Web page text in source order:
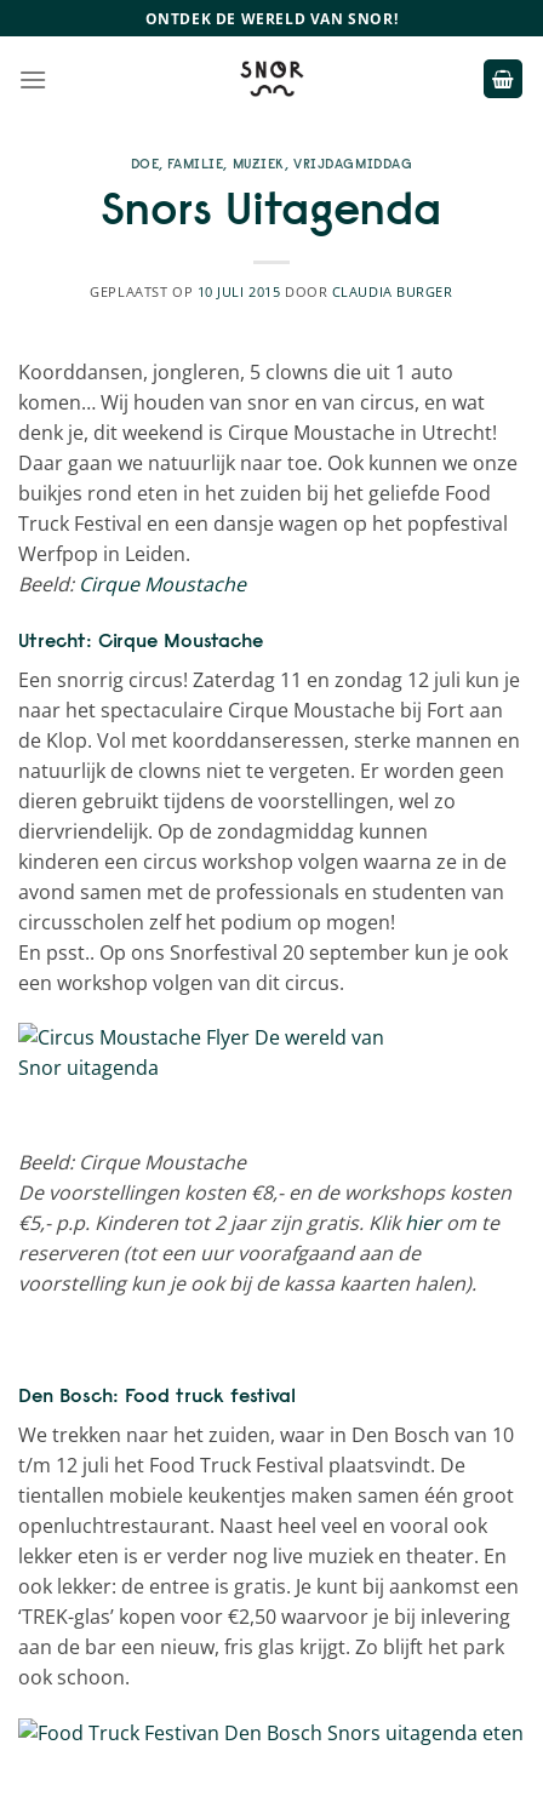
naar
inhoud
ONTDEK DE WERELD VAN SNOR!
DOE, FAMILIE, MUZIEK,VRIJDAGMIDDAG
Snors Uitagenda
GEPLAATST OP 10 JULI 2015 DOOR CLAUDIA BURGER
Koorddansen, jongleren, 5 clowns die uit 1 auto
komen… Wij houden van snor en van circus, en wat
denk je, dit weekend is Cirque Moustache in Utrecht!
Daar gaan we natuurlijk naar toe. Ook kunnen we onze
buikjes rond eten in het zuiden bij het geliefde Food
Truck Festival en een dansje wagen op het popfestival
Werfpop in Leiden.
Beeld: Cirque Moustache
Utrecht: Cirque Moustache
Een snorrig circus! Zaterdag 11 en zondag 12 juli kun je
naar het spectaculaire Cirque Moustache bij Fort aan
de Klop. Vol met koorddanseressen, sterke mannen en
natuurlijk de clowns niet te vergeten. Er worden geen
dieren gebruikt tijdens de voorstellingen, wel zo
diervriendelijk. Op de zondagmiddag kunnen
kinderen een circus workshop volgen waarna ze in de
avond samen met de professionals en studenten van
circusscholen zelf het podium op mogen!
En psst.. Op ons Snorfestival 20 september kun je ook
een workshop volgen van dit circus.
Beeld: Cirque Moustache
De voorstellingen kosten €8,-en de workshops kosten
€5,- p.p. Kinderen tot 2 jaar zijn gratis. Klikhierom te
reserveren (tot een uur voorafgaand aan de
voorstelling kun je ook bij de kassa kaarten halen).
Den Bosch: Food truck festival
We trekken naar het zuiden, waar in Den Bosch van 10
t/m 12 juli het Food Truck Festival plaatsvindt. De
tientallen mobiele keukentjes maken samen één groot
openluchtrestaurant. Naast heel veel en vooral ook
lekker eten is er verder nog live muziek en theater. En
ook lekker: de entree is gratis. Je kunt bij aankomst een
‘TREK-glas’ kopen voor €2,50 waarvoor je bij inlevering
aan de bar een nieuw, fris glas krijgt. Zo blijft het park
ook schoon.